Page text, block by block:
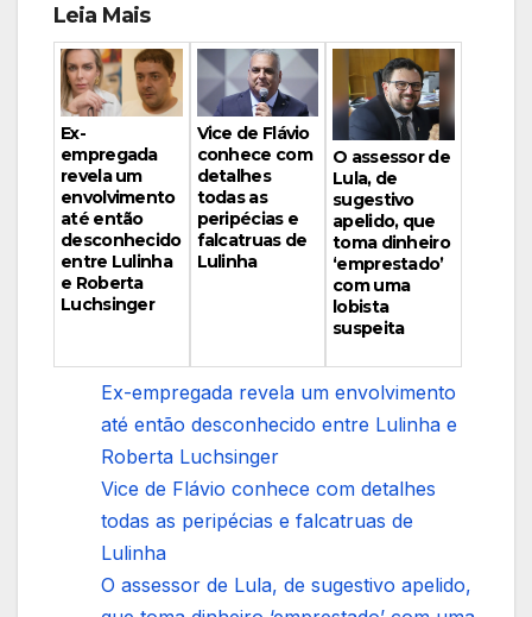
Leia Mais
Ex-
empregada
revela um
envolvimento
até então
desconhecido
entre Lulinha
e Roberta
Luchsinger
Vice de Flávio
conhece com
detalhes
todas as
peripécias e
falcatruas de
Lulinha
O assessor de
Lula, de
sugestivo
apelido, que
toma dinheiro
‘emprestado’
com uma
lobista
suspeita
Ex-empregada revela um envolvimento
até então desconhecido entre Lulinha e
Roberta Luchsinger
Vice de Flávio conhece com detalhes
todas as peripécias e falcatruas de
Lulinha
O assessor de Lula, de sugestivo apelido,